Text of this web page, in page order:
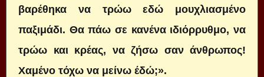
βαρέθηκα να τρώω εδώ μουχλιασμένο
παξιμάδι. Θα πάω σε κανένα ιδιόρρυθμο, να
τρώω και κρέας, να ζήσω σαν άνθρωπος!
Χαμένο τόχω να μείνω έδώ;».